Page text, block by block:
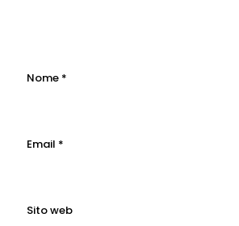
Nome *
Email *
Sito web